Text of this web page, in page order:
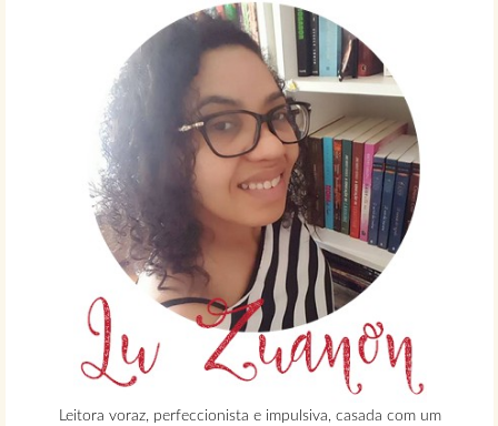
Leitora voraz, perfeccionista e impulsiva, casada com um